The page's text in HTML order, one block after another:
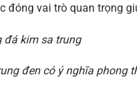
đóng vai trò quan trọng
đen có ý nghĩa phong